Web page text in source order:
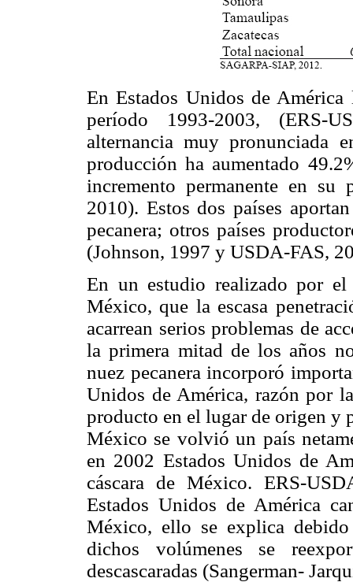
En Estados Unidos de
período 1993-2003, (ERS-
alternancia muy pronunciada
producción ha aumentado
incremento permanente en su
2010). Estos dos países
pecanera; otros países
(Johnson, 1997 y USDA-FAS,
En un estudio realizado por
México, que la escasa
acarrean serios problemas de
la primera mitad de los años
nuez pecanera incorporó
Unidos de América, razón por
producto en el lugar de origen y
México se volvió un país
en 2002 Estados Unidos de
cáscara de México. ERS-
Estados Unidos de América
México, ello se explica debido
dichos volúmenes se
descascaradas (Sangerman-